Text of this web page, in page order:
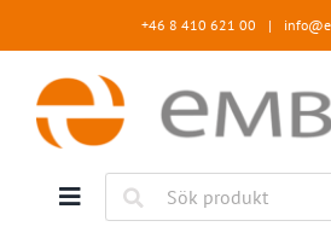
+46 8 410 621 00 |